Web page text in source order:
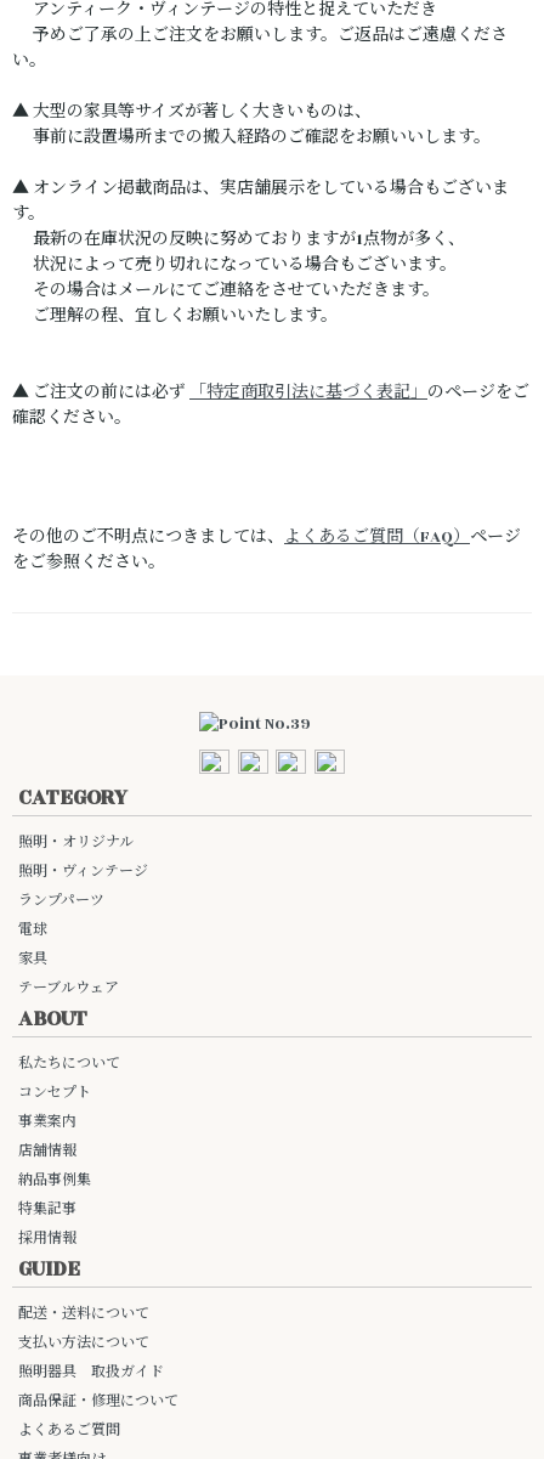
アンティーク・ヴィンテージの特性と捉えていただき
予めご了承の上ご注文をお願いします。ご返品はご遠慮くださ
い。
▲ 大型の家具等サイズが著しく大きいものは、
事前に設置場所までの搬入経路のご確認をお願いいします。
▲ オンライン掲載商品は、実店舗展示をしている場合もございま
す。
最新の在庫状況の反映に努めておりますが1点物が多く、
状況によって売り切れになっている場合もございます。
その場合はメールにてご連絡をさせていただきます。
ご理解の程、宜しくお願いいたします。
▲ ご注文の前には必ず 「特定商取引法に基づく表記」のページをご
確認ください。
その他のご不明点につきましては、 よくあるご質問（FAQ）ページ
をご参照ください。
CATEGORY
照明・オリジナル
照明・ヴィンテージ
ランプパーツ
電球
家具
テーブルウェア
ABOUT
私たちについて
コンセプト
事業案内
店舗情報
納品事例集
特集記事
採用情報
GUIDE
配送・送料について
支払い方法について
照明器具 取扱ガイド
商品保証・修理について
よくあるご質問